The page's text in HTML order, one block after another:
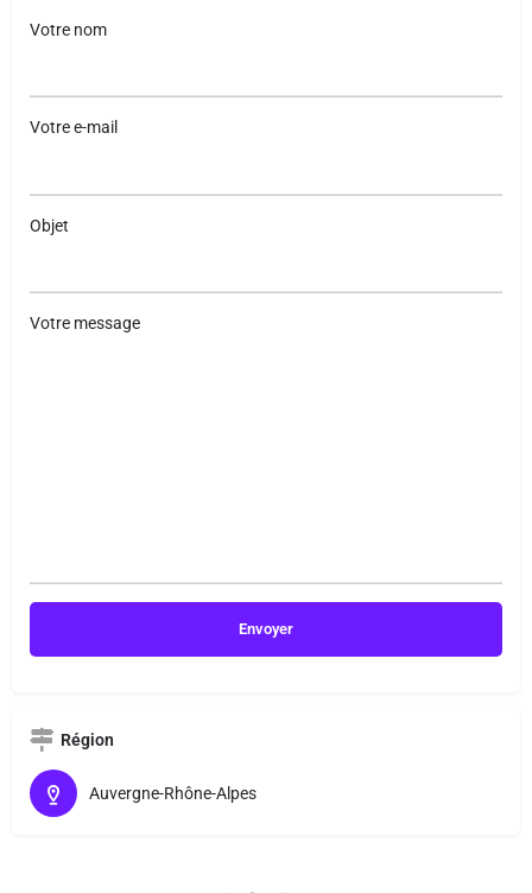
Votre nom
Votre e-mail
Objet
Votre message
Région
Auvergne-Rhône-Alpes